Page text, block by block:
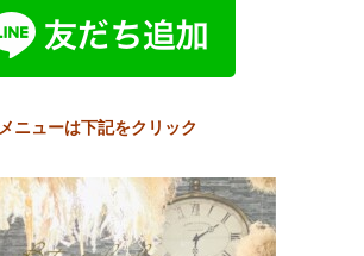
メニューは下記をクリック